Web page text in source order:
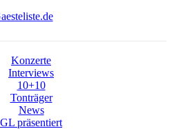
Konzerte
Interviews
10+10
Tonträger
News
GL präsentiert